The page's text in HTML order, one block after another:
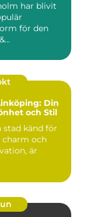
har blivit
för den
Din
och Stil
stad känd för
charm och
är